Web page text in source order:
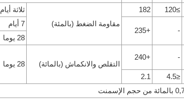
≥120
182
مقاومة الضغط (بالمئة)
ثلاثة أيام
-
+235
7 أيام
28 يوما
-
+240
التقلص والانكماش (بالمائة)
28 يوما
≤4.5
2.1